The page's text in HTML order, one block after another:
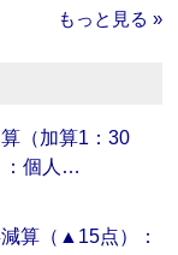
もっと見る »
（加算1：30
：個人…
算（▲15点）：